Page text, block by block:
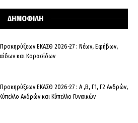
ΔΗΜΟΦΙΛΗ
Προκηρύξεων ΕΚΑΣΘ 2026-27 : Νέων, Εφήβων,
και Κορασίδων
ΕΚΑΣΘ 2026-27 : Α ,Β, Γ1, Γ2 Ανδρών,
Ανδρών και Κύπελλο Γυναικών